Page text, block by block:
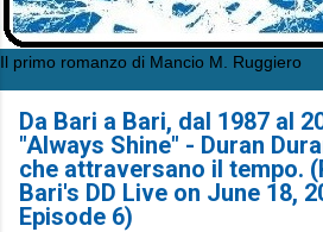
Il primo romanzo di Mancio M. Ruggiero
Da Bari a Bari, dal 1987 al
"Always Shine" - Duran
che attraversano il tempo.
Bari's DD Live on June 18,
Episode 6)